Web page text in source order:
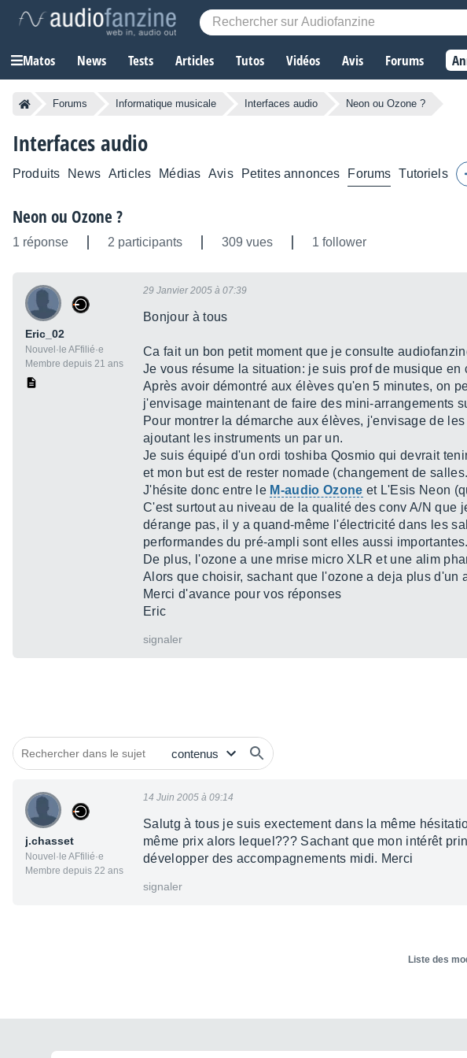
Matos News Tests Articles Tutos Vidéos Avis Forums
Forums Informatique musicale Interfaces audio Neon ou Ozone ?
Interfaces audio
Produits News Articles Médias Avis Petites annonces Forums Tutoriels
Neon ou Ozone ?
1 réponse 2 participants 309 vues 1 follower
Eric_02
Nouvel·le AFfilié·e
Membre depuis 21 ans
29 Janvier 2005 à 07:39
Bonjour à tous
Ca fait un bon petit moment que je consulte
Je vous résume la situation: je suis prof de musique
Après avoir démontré aux élèves qu'en 5 minutes, on
j'envisage maintenant de faire des mini-arrangements
Pour montrer la démarche aux élèves, j'envisage de
ajoutant les instruments un par un.
Je suis équipé d'un ordi toshiba Qosmio qui devrait
et mon but est de rester nomade (changement de
J'hésite donc entre le M-audio Ozone et L'Esis Neon
C'est surtout au niveau de la qualité des conv A/N
dérange pas, il y a quand-même l'électricité dans les
performandes du pré-ampli sont elles aussi importantes.
De plus, l'ozone a une mrise micro XLR et une alim
Alors que choisir, sachant que l'ozone a deja plus d'un
Merci d'avance pour vos réponses
Eric
signaler
j.chasset
Nouvel·le AFfilié·e
Membre depuis 22 ans
14 Juin 2005 à 09:14
Salutg à tous je suis exectement dans la même
même prix alors lequel??? Sachant que mon intérêt
développer des accompagnements midi. Merci
signaler
Liste des